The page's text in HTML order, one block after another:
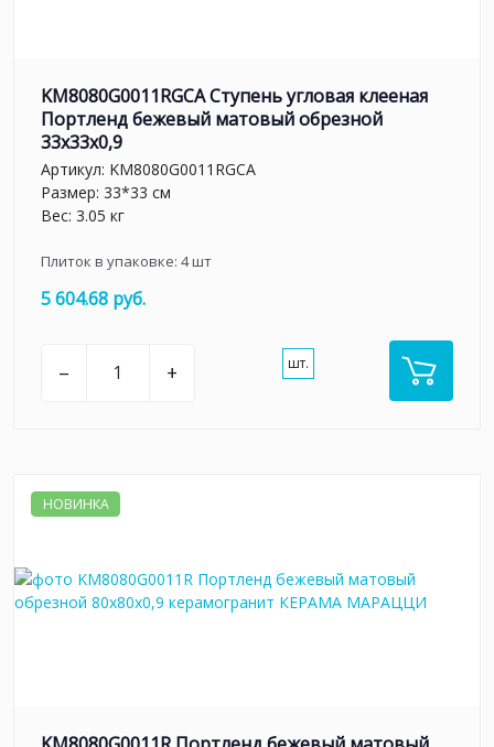
KM8080G0011RGCA Ступень угловая клееная
Портленд бежевый матовый обрезной
33x33x0,9
Артикул: KM8080G0011RGCA
Размер: 33*33 см
Вес: 3.05 кг
Плиток в упаковке: 4шт
5 604.68 руб.
– + шт.
НОВИНКА